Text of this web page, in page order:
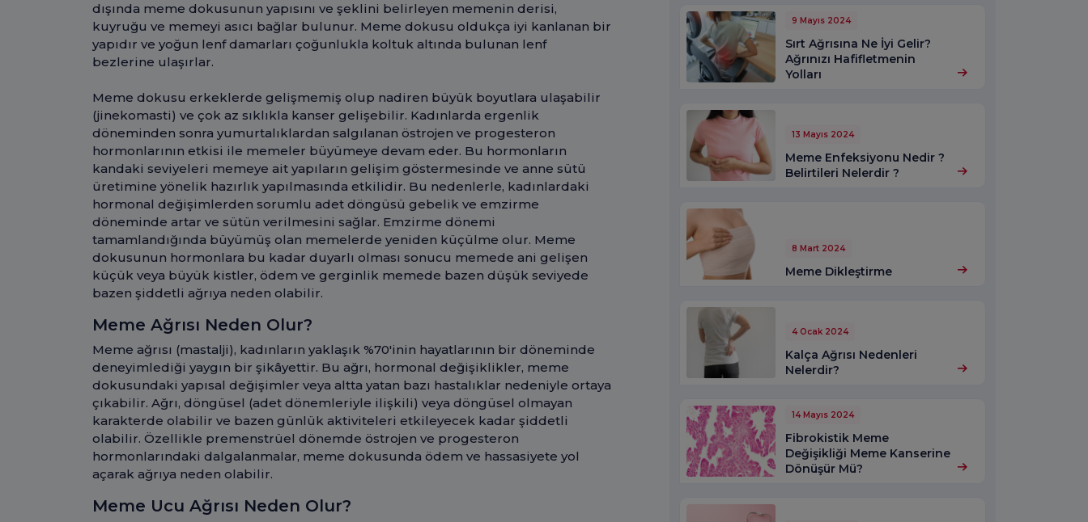
dışında meme dokusunun yapısını ve şeklini belirleyen memenin derisi,
kuyruğu ve memeyi asıcı bağlar bulunur. Meme dokusu oldukça iyi kanlanan bir
yapıdır ve yoğun lenf damarları çoğunlukla koltuk altında bulunan lenf
bezlerine ulaşırlar.
Meme dokusu erkeklerde gelişmemiş olup nadiren büyük boyutlara ulaşabilir
(jinekomasti) ve çok az sıklıkla kanser gelişebilir. Kadınlarda ergenlik
döneminden sonra yumurtalıklardan salgılanan östrojen ve progesteron
hormonlarının etkisi ile memeler büyümeye devam eder. Bu hormonların
kandaki seviyeleri memeye ait yapıların gelişim göstermesinde ve anne sütü
üretimine yönelik hazırlık yapılmasında etkilidir. Bu nedenlerle, kadınlardaki
hormonal değişimlerden sorumlu adet döngüsü gebelik ve emzirme
döneminde artar ve sütün verilmesini sağlar. Emzirme dönemi
tamamlandığında büyümüş olan memelerde yeniden küçülme olur. Meme
dokusunun hormonlara bu kadar duyarlı olması sonucu memede ani gelişen
küçük veya büyük kistler, ödem ve gerginlik memede bazen düşük seviyede
bazen şiddetli ağrıya neden olabilir.
Meme Ağrısı Neden Olur?
Meme ağrısı (mastalji), kadınların yaklaşık %70'inin hayatlarının bir döneminde
deneyimlediği yaygın bir şikâyettir. Bu ağrı, hormonal değişiklikler, meme
dokusundaki yapısal değişimler veya altta yatan bazı hastalıklar nedeniyle ortaya
çıkabilir. Ağrı, döngüsel (adet dönemleriyle ilişkili) veya döngüsel olmayan
karakterde olabilir ve bazen günlük aktiviteleri etkileyecek kadar şiddetli
olabilir. Özellikle premenstrüel dönemde östrojen ve progesteron
hormonlarındaki dalgalanmalar, meme dokusunda ödem ve hassasiyete yol
açarak ağrıya neden olabilir.
Meme Ucu Ağrısı Neden Olur?
9 Mayıs 2024
Sırt Ağrısına Ne İyi Gelir?
Ağrınızı Hafifletmenin
Yolları
13 Mayıs 2024
Meme Enfeksiyonu Nedir ?
Belirtileri Nelerdir ?
8 Mart 2024
Meme Dikleştirme
4 Ocak 2024
Kalça Ağrısı Nedenleri
Nelerdir?
14 Mayıs 2024
Fibrokistik Meme
Değişikliği Meme Kanserine
Dönüşür Mü?